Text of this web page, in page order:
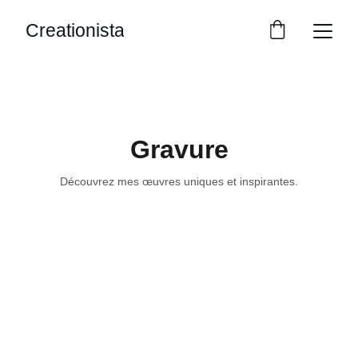
Creationista
Gravure
Découvrez mes œuvres uniques et inspirantes.